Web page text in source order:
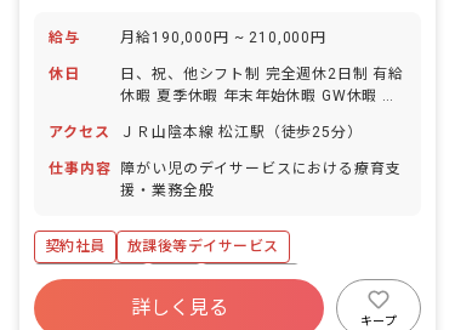
給与 月給190,000円 ~ 210,000円
休日
日、祝、他シフト制 完全週休2日制 有給
休暇 夏季休暇 年末年始休暇 GW休暇 ※
アクセス
ＪＲ山陰本線 松江駅（徒歩25分）
仕事内容
障がい児のデイサービスにおける療育支
援・業務全般
契約社員
放課後等デイサービス
社会保険完備
有給
残業少なめ
昇給昇進あり
車通勤可
詳しく見る
キープ